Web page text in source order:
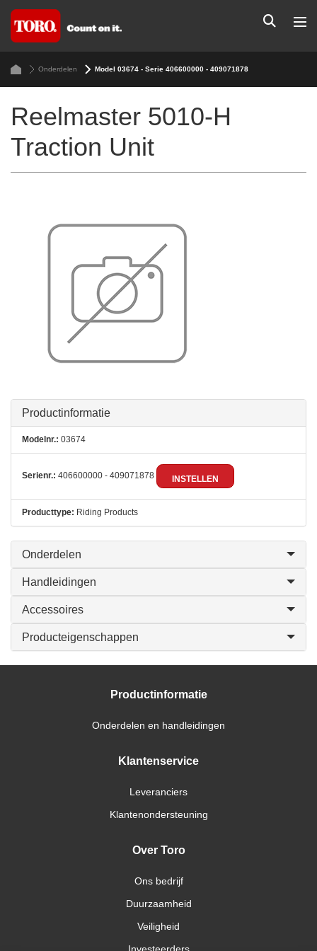
Onderdelen Model 03674 - Serie 406600000 - 409071878
Reelmaster 5010-H
Traction Unit
Productinformatie
Modelnr.: 03674
Serienr.: 406600000 - 409071878 INSTELLEN
Producttype: Riding Products
Onderdelen
Handleidingen
Accessoires
Producteigenschappen
Productinformatie
Onderdelen en handleidingen
Klantenservice
Leveranciers
Klantenondersteuning
Over Toro
Ons bedrijf
Duurzaamheid
Veiligheid